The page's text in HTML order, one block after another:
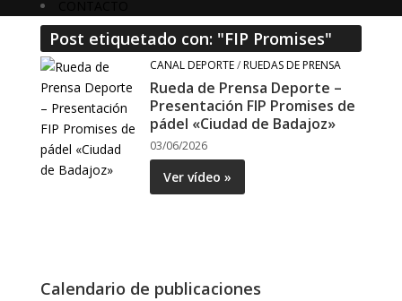
Post etiquetado con: "FIP Promises"
CANAL DEPORTE/RUEDAS DE PRENSA
Rueda de Prensa Deporte –
Presentación FIP Promises de
pádel «Ciudad de Badajoz»
03/06/2026
Ver vídeo »
Calendario de publicaciones